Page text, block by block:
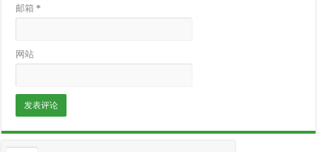
邮箱*
网站